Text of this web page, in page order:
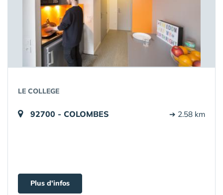
LE COLLEGE
92700 - COLOMBES ➔ 2.58 km
Plus d'infos